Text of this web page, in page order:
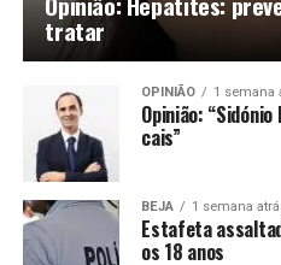
tratar
OPINIÃO 1 semana
Opinião:
cais”
BEJA 1 semana
Estafeta
os 18 anos